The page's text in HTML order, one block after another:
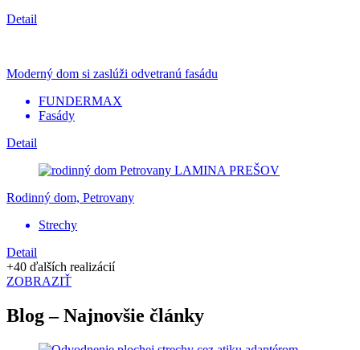
Detail
Moderný dom si zaslúži odvetranú fasádu
FUNDERMAX
Fasády
Detail
Rodinný dom, Petrovany
Strechy
Detail
+40 ďalších realizácií
ZOBRAZIŤ
Blog – Najnovšie články